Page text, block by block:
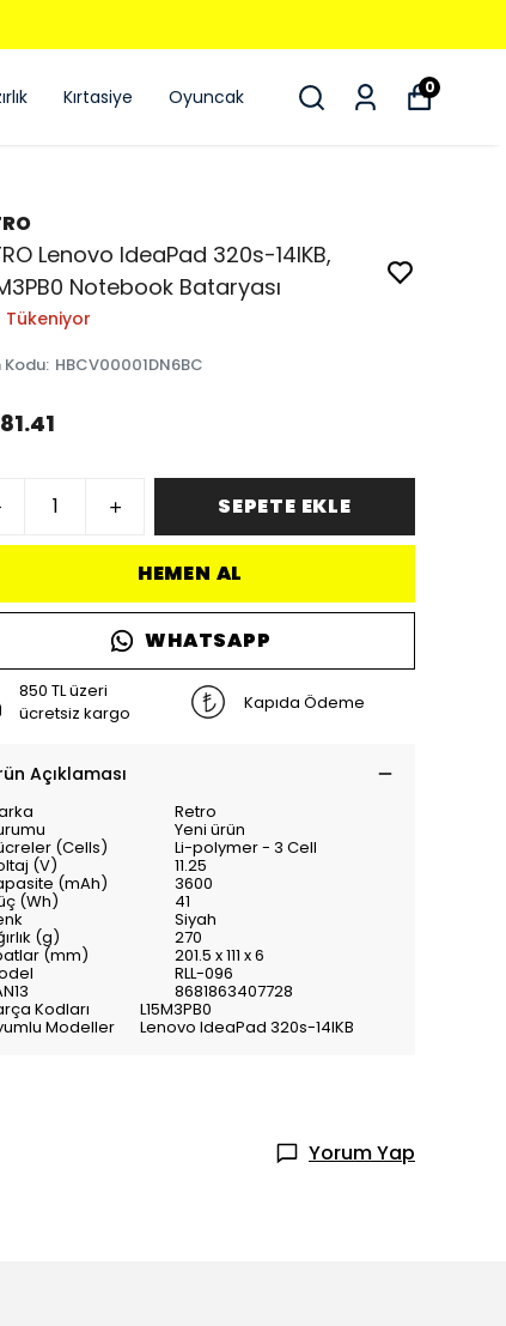
Kırtasiye Oyuncak 0
Lenovo IdeaPad 320s-14IKB,
Notebook Bataryası
Tükeniyor
Kodu: HBCV00001DN6BC
SEPETE EKLE
HEMEN AL
WHATSAPP
850 TL üzeri
ücretsiz kargo
Kapıda Ödeme
Açıklaması
Retro
Yeni ürün
(Cells) Li-polymer - 3 Cell
(V) 11.25
(mAh) 3600
(Wh) 41
Siyah
(g) 270
(mm) 201.5 x 111 x 6
RLL-096
8681863407728
Kodları L15M3PB0
Modeller Lenovo IdeaPad 320s-14IKB
Yorum Yap